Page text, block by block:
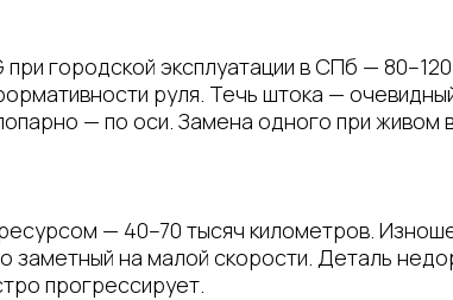
городской эксплуатации в СПб —
руля. Течь штока —
— по оси. Замена одного при живом
— 40–70 тысяч километров.
заметный на малой скорости. Деталь
прогрессирует.